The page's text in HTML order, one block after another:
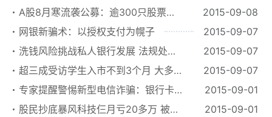
七八万
A股8月寒流袭公募：逾300只股票基
金负收益
2015-09-08
网银新骗术：以授权支付为幌子
2015-09-07
洗钱风险挑战私人银行发展 法规处于
真空状态
2015-09-07
超三成受访学生入市不到3个月 大多炒
股赔多赚少
2015-09-07
专家提醒警惕新型电信诈骗：银行卡在
手被开新账户
2015-09-01
股民抄底暴风科技仨月亏20多万 被媳
2015-09-01